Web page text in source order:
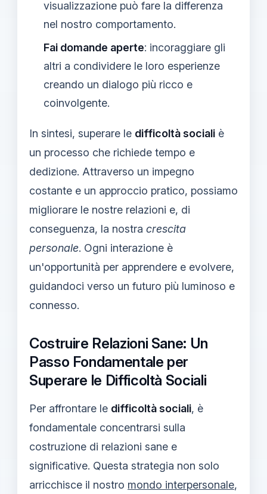
visualizzazione può fare la differenza
nel nostro comportamento.
Fai domande aperte: incoraggiare gli
altri a condividere le loro esperienze
creando un dialogo più ricco e
coinvolgente.
In sintesi, superare le difficoltà sociali è
un processo che richiede tempo e
dedizione. Attraverso un impegno
costante e un approccio pratico, possiamo
migliorare le nostre relazioni e, di
conseguenza, la nostra crescita
personale. Ogni interazione è
un'opportunità per apprendere e evolvere,
guidandoci verso un futuro più luminoso e
connesso.
Costruire Relazioni Sane: Un
Passo Fondamentale per
Superare le Difficoltà Sociali
Per affrontare le difficoltà sociali, è
fondamentale concentrarsi sulla
costruzione di relazioni sane e
significative. Questa strategia non solo
arricchisce il nostro mondo interpersonale,